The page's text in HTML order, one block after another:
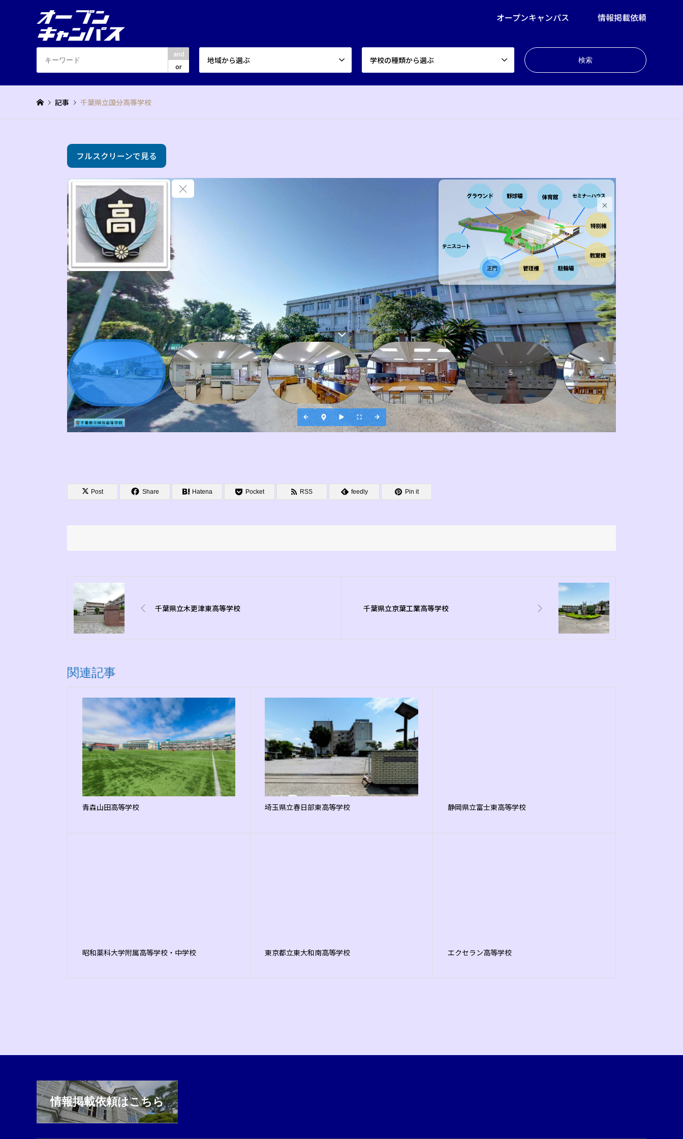
オープンキャンパス 情報掲載依頼
and
or
地域から選ぶ 学校の種類から選ぶ
記事 千葉県立国分高等学校
フルスクリーンで見る
Post Share Hatena Pocket RSS feedly Pin it
千葉県立木更津東高等学校 千葉県立京葉工業高等学校
関連記事
青森山田高等学校 埼玉県立春日部東高等学校 静岡県立富士東高等学校
昭和薬科大学附属高等学校・中学校 東京都立東大和南高等学校 エクセラン高等学校
情報掲載依頼はこちら